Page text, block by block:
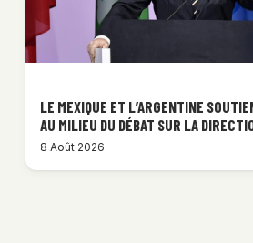
LE MEXIQUE ET L’ARGENTINE
AU MILIEU DU DÉBAT SUR LA
8 Août 2026